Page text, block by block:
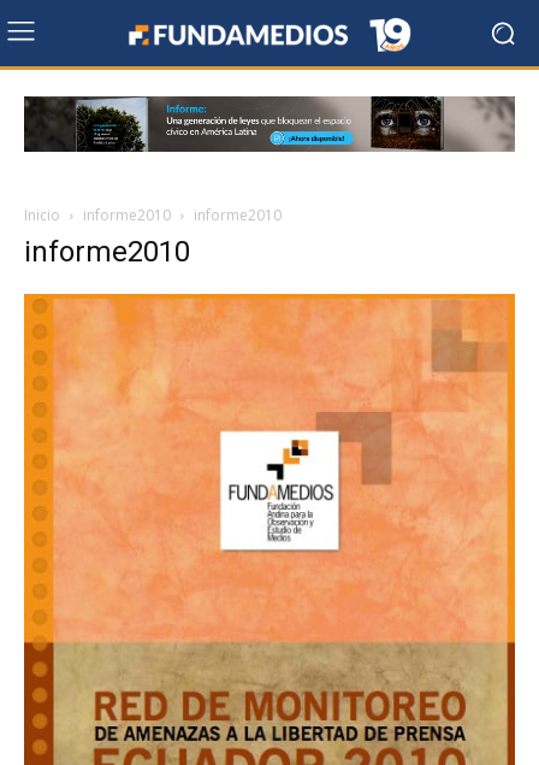
Inicio informe2010 informe2010
informe2010